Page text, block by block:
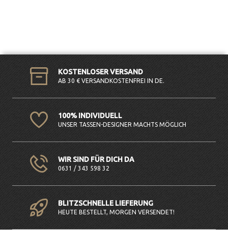
KOSTENLOSER VERSAND
AB 30 € VERSANDKOSTENFREI IN DE.
100% INDIVIDUELL
UNSER TASSEN-DESIGNER MACHTS MÖGLICH
WIR SIND FÜR DICH DA
0631 / 343 598 32
BLITZSCHNELLE LIEFERUNG
HEUTE BESTELLT, MORGEN VERSENDET!